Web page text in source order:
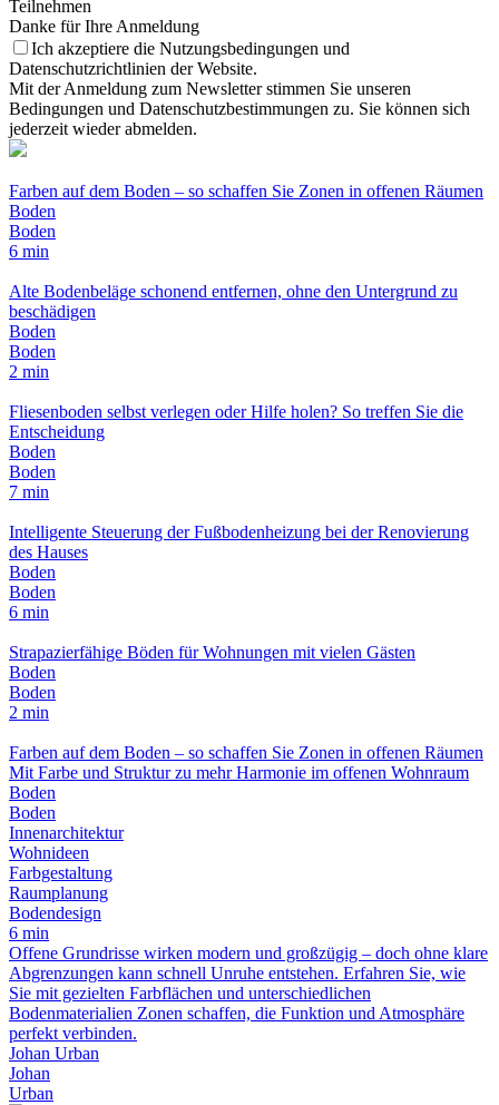
Teilnehmen
Danke für Ihre Anmeldung
Ich akzeptiere die Nutzungsbedingungen und
Datenschutzrichtlinien der Website.
Mit der Anmeldung zum Newsletter stimmen Sie unseren
Bedingungen und Datenschutzbestimmungen zu. Sie können sich
jederzeit wieder abmelden.
Farben auf dem Boden – so schaffen Sie Zonen in offenen Räumen
Boden
Boden
6 min
Alte Bodenbeläge schonend entfernen, ohne den Untergrund zu
beschädigen
Boden
Boden
2 min
Fliesenboden selbst verlegen oder Hilfe holen? So treffen Sie die
Entscheidung
Boden
Boden
7 min
Intelligente Steuerung der Fußbodenheizung bei der Renovierung
des Hauses
Boden
Boden
6 min
Strapazierfähige Böden für Wohnungen mit vielen Gästen
Boden
Boden
2 min
Farben auf dem Boden – so schaffen Sie Zonen in offenen Räumen
Mit Farbe und Struktur zu mehr Harmonie im offenen Wohnraum
Boden
Boden
Innenarchitektur
Wohnideen
Farbgestaltung
Raumplanung
Bodendesign
6 min
Offene Grundrisse wirken modern und großzügig – doch ohne klare
Abgrenzungen kann schnell Unruhe entstehen. Erfahren Sie, wie
Sie mit gezielten Farbflächen und unterschiedlichen
Bodenmaterialien Zonen schaffen, die Funktion und Atmosphäre
perfekt verbinden.
Johan Urban
Johan
Urban